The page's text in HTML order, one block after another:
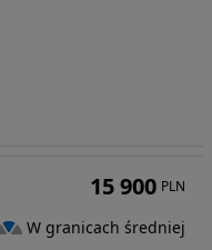
15 900 PLN
W granicach średniej